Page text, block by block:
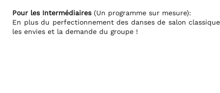
Pour les Intermédiaires(Un programme sur mesure):
En plus du perfectionnement des danses de salon
les envies et la demande du groupe !